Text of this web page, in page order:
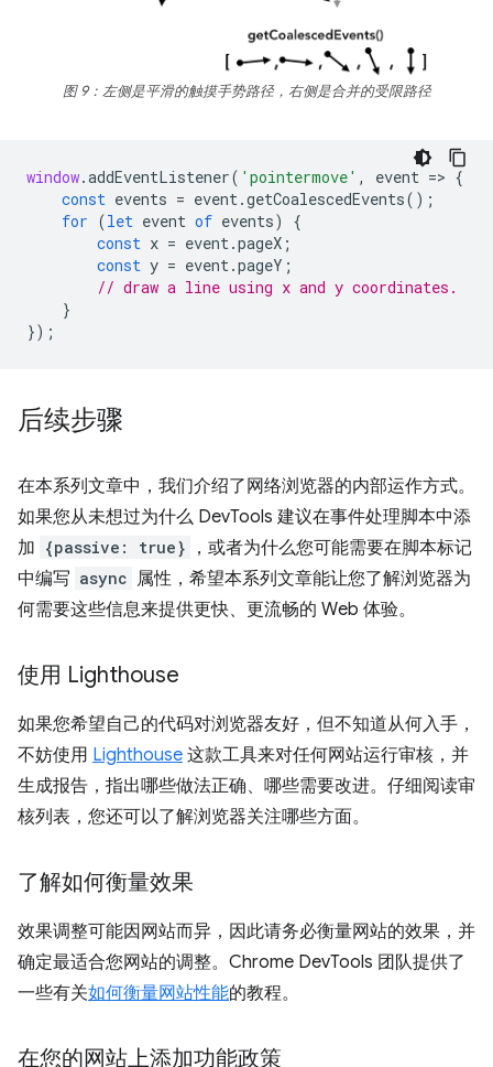
图 9：左侧是平滑的触摸手势路径，右侧是合并的受限路径
window.addEventListener( 'pointermove' , event => {
const events = event.getCoalescedEvents();
for (let event of events)
{
const x = event.pageX ;
const y = event.pageY ;
// draw a line using x and y coordinates.
}
});
后续步骤
在本系列文章中，我们介绍了网络浏览器的内部运作方式。
如果您从未想过为什么 DevTools 建议在事件处理脚本中添
加 {passive: true}
，或者为什么您可能需要在脚本标记
中编写 async 属性，希望本系列文章能让您了解浏览器为
何需要这些信息来提供更快、更流畅的 Web 体验。
使用 Lighthouse
如果您希望自己的代码对浏览器友好，但不知道从何入手，
不妨使用 Lighthouse 这款工具来对任何网站运行审核，并
生成报告，指出哪些做法正确、哪些需要改进。仔细阅读审
核列表，您还可以了解浏览器关注哪些方面。
了解如何衡量效果
效果调整可能因网站而异，因此请务必衡量网站的效果，并
确定最适合您网站的调整。Chrome DevTools 团队提供了
一些有关如何衡量网站性能的教程。
在您的网站上添加功能政策